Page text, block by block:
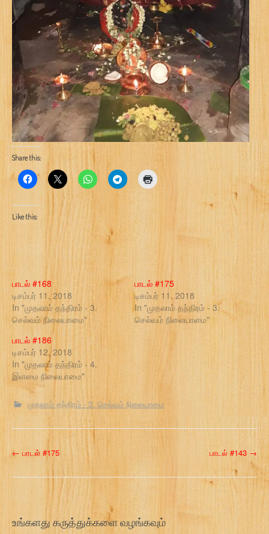
Share this:
Like this:
பாடல் #168
டிசம்பர் 11, 2018
In "முதலாம் தந்திரம் - 3.
செல்வம் நிலையாமை"
பாடல் #175
டிசம்பர் 11, 2018
In "முதலாம் தந்திரம் - 3.
செல்வம் நிலையாமை"
பாடல் #186
டிசம்பர் 12, 2018
In "முதலாம் தந்திரம் - 4.
இளமை நிலையாமை"
முதலாம் தந்திரம் - 3. செல்வம் நிலையாமை
P
o
t
← பாடல் #175 பாடல் #143 →
உங்களது கருத்துக்களை வழங்கவும்